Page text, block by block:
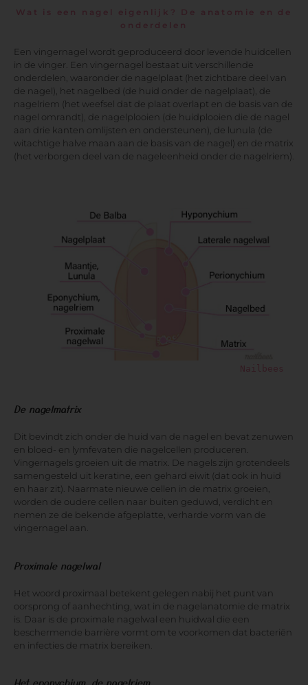
Wat is een nagel eigenlijk? De anatomie en de
onderdelen
Een vingernagel wordt geproduceerd door levende huidcellen
in de vinger. Een vingernagel bestaat uit verschillende
onderdelen, waaronder de nagelplaat (het zichtbare deel van
de nagel), het nagelbed (de huid onder de nagelplaat), de
nagelriem (het weefsel dat de plaat overlapt en de basis van de
nagel omrandt), de nagelplooien (de huidplooien die de nagel
aan drie kanten omlijsten en ondersteunen), de lunula (de
witachtige halve maan aan de basis van de nagel) en de matrix
(het verborgen deel van de nageleenheid onder de nagelriem).
Nailbees
De nagelmatrix
Dit bevindt zich onder de huid van de nagel en bevat zenuwen
en bloed- en lymfevaten die nagelcellen produceren.
Vingernagels groeien uit de matrix. De nagels zijn grotendeels
samengesteld uit keratine, een gehard eiwit (dat ook in huid
en haar zit). Naarmate nieuwe cellen in de matrix groeien,
worden de oudere cellen naar buiten geduwd, verdicht en
nemen ze de bekende afgeplatte, verharde vorm van de
vingernagel aan.
Proximale nagelwal
Het woord proximaal betekent gelegen nabij het punt van
oorsprong of aanhechting, wat in de nagelanatomie de matrix
is. Daar is de proximale nagelwal een huidwal die een
beschermende barrière vormt om te voorkomen dat bacteriën
en infecties de matrix bereiken.
Het eponychium, de nagelriem